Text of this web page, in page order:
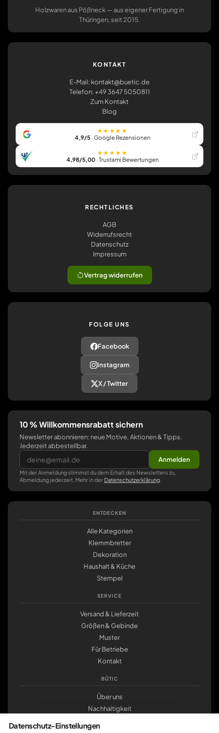
Holzwaren aus Pößneck — aus eigener Fertigung in
Thüringen, seit 2015.
KONTAKT
E-Mail: kontakt@buetic.de
Telefon: +49 3647 5050811
Zum Kontakt
Blog
★★★★★
4,9/5· Google Rezensionen
★★★★★
4,98/5,00· Trustami Bewertungen
RECHTLICHES
AGB
Widerrufsrecht
Datenschutz
Impressum
Vertrag widerrufen
FOLGE UNS
Facebook
Instagram
X / Twitter
10 % Willkommensrabatt sichern
Newsletter abonnieren: neue Motive, Aktionen & Tipps.
Jederzeit abbestellbar.
Anmelden
Mit der Anmeldung stimmst du dem Erhalt des Newsletters zu,
Abmeldung jederzeit. Mehr in der Datenschutzerklärung
ENTDECKEN
Alle Kategorien
Klemmbretter
Dekoration
Haushalt & Küche
Stempel
SERVICE
Versand & Lieferzeit
Größen & Gebinde
Muster
Für Betriebe
Kontakt
BÜTIC
Über uns
Nachhaltigkeit
Datenschutz-Einstellungen